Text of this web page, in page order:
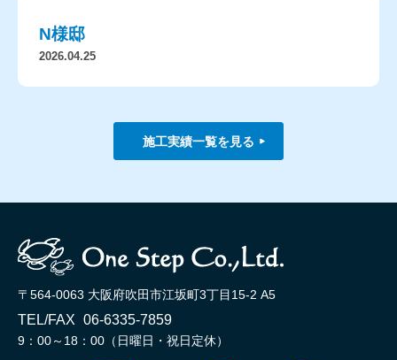
N様邸
2026.04.25
施工実績一覧を見る
〒564-0063 大阪府吹田市江坂町3丁目15-2 A5
TEL/FAX 06-6335-7859
9：00～18：00（日曜日・祝日定休）